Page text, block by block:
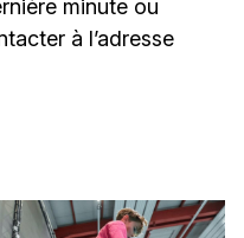
minute ou
à l’adresse